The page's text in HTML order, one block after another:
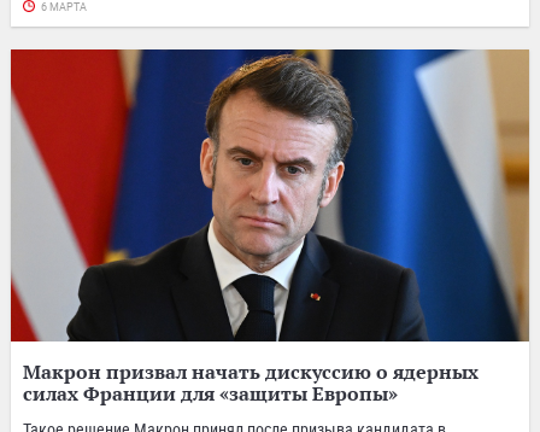
6 МАРТА
Макрон призвал начать дискуссию о ядерных
силах Франции для «защиты Европы»